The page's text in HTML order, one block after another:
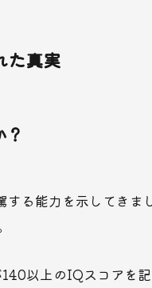
た真実
る能力を示してきま
以上のIQスコアを